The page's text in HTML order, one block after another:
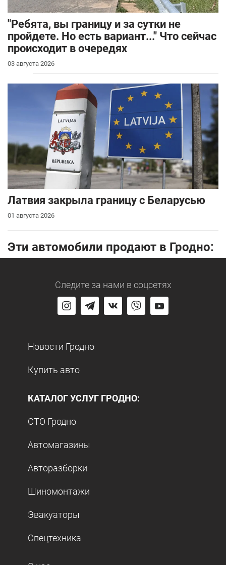
"Ребята, вы границу и за сутки не
пройдете. Но есть вариант..." Что сейчас
происходит в очередях
03 августа 2026
Латвия закрыла границу с Беларусью
01 августа 2026
Эти автомобили продают в Гродно:
Следите за нами в соцсетях
Новости Гродно
Купить авто
КАТАЛОГ УСЛУГ ГРОДНО:
СТО Гродно
Автомагазины
Авторазборки
Шиномонтажи
Эвакуаторы
Спецтехника